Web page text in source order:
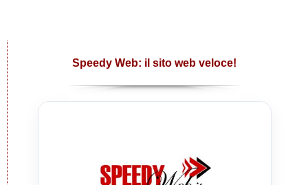
Speedy Web: il sito web veloce!